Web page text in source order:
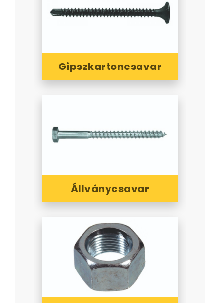
Gipszkartoncsavar
Állványcsavar